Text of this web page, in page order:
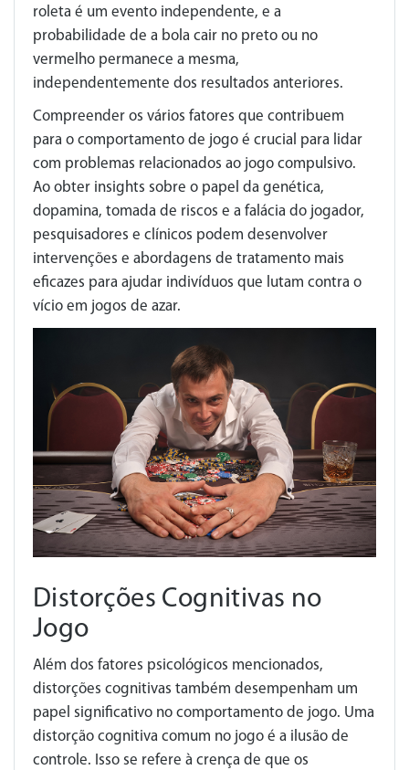
roleta é um evento independente, e a
probabilidade de a bola cair no preto ou no
vermelho permanece a mesma,
independentemente dos resultados anteriores.
Compreender os vários fatores que contribuem
para o comportamento de jogo é crucial para lidar
com problemas relacionados ao jogo compulsivo.
Ao obter insights sobre o papel da genética,
dopamina, tomada de riscos e a falácia do jogador,
pesquisadores e clínicos podem desenvolver
intervenções e abordagens de tratamento mais
eficazes para ajudar indivíduos que lutam contra o
vício em jogos de azar.
Distorções Cognitivas no
Jogo
Além dos fatores psicológicos mencionados,
distorções cognitivas também desempenham um
papel significativo no comportamento de jogo. Uma
distorção cognitiva comum no jogo é a ilusão de
controle. Isso se refere à crença de que os